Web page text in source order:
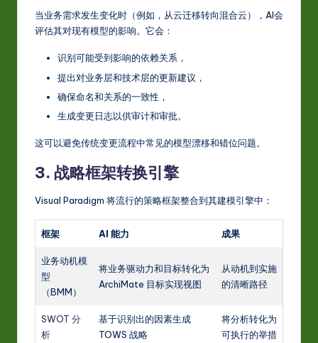
当业务需求发生变化时（例如，从云迁移转向混合云），AI会
评估其对现有模型的影响。它会：
识别可能受到影响的依赖关系，
提出对业务层和技术层的更新建议，
确保命名和关系的一致性，
生成变更日志以供审计和审批。
这可以避免传统变更流程中常见的模型漂移和错位问题。
3. 战略框架转换引擎
Visual Paradigm 将流行的策略框架整合到其建模引擎中：
框架 AI 能力 成果
业务动机模
型
（BMM）
将业务驱动力和目标转化为
ArchiMate 目标实现视图
从动机到实施
的清晰路径
SWOT 分
析
基于识别出的因素生成
TOWS 战略
将分析转化为
可执行的举措